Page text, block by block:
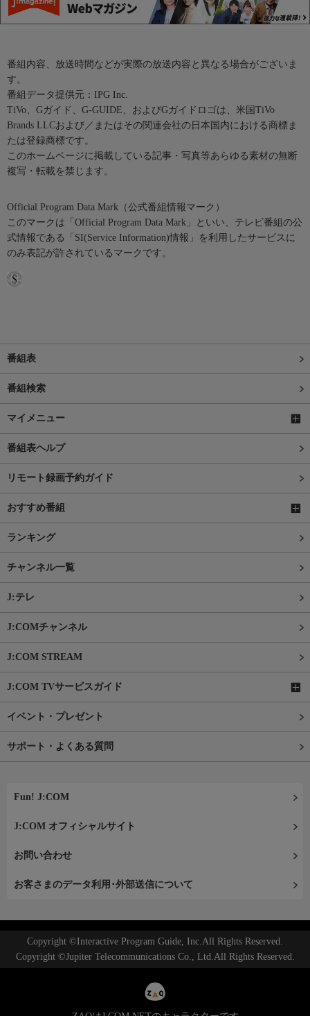
番組内容、放送時間などが実際の放送内容と異なる場合がございま
す。
番組データ提供元：IPG Inc.
TiVo、Gガイド、G-GUIDE、およびGガイドロゴは、米国TiVo
Brands LLCおよび／またはその関連会社の日本国内における商標ま
たは登録商標です。
このホームページに掲載している記事・写真等あらゆる素材の無断
複写・転載を禁じます。
Official Program Data Mark（公式番組情報マーク）
このマークは「Official Program Data Mark」といい、テレビ番組の公
式情報である「SI(Service Information)情報」を利用したサービスに
のみ表記が許されているマークです。
番組表
番組検索
マイメニュー
番組表ヘルプ
リモート録画予約ガイド
おすすめ番組
ランキング
チャンネル一覧
J:テレ
J:COMチャンネル
J:COM STREAM
J:COM TVサービスガイド
イベント・プレゼント
サポート・よくある質問
Fun! J:COM
J:COM オフィシャルサイト
お問い合わせ
お客さまのデータ利用･外部送信について
Copyright ©Interactive Program Guide, Inc.All Rights Reserved.
Copyright ©Jupiter Telecommunications Co., Ltd.All Rights Reserved.